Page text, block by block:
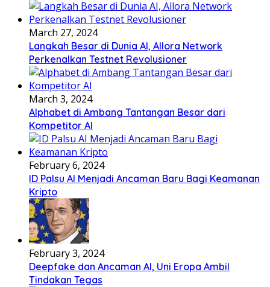
March 27, 2024
Langkah Besar di Dunia AI, Allora Network
Perkenalkan Testnet Revolusioner
March 3, 2024
Alphabet di Ambang Tantangan Besar dari
Kompetitor AI
February 6, 2024
ID Palsu AI Menjadi Ancaman Baru Bagi Keamanan
Kripto
February 3, 2024
Deepfake dan Ancaman AI, Uni Eropa Ambil
Tindakan Tegas